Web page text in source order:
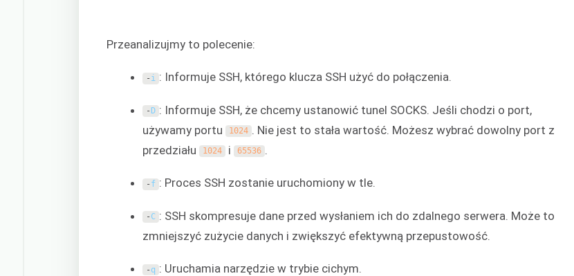
Przeanalizujmy to polecenie:
- i : Informuje SSH, którego klucza SSH użyć do połączenia.
- D : Informuje SSH, że chcemy ustanowić tunel SOCKS. Jeśli chodzi o port,
używamy portu 1024 . Nie jest to stała wartość. Możesz wybrać dowolny port z
przedziału 1024 i 65536 .
- f : Proces SSH zostanie uruchomiony w tle.
- C : SSH skompresuje dane przed wysłaniem ich do zdalnego serwera. Może to
zmniejszyć zużycie danych i zwiększyć efektywną przepustowość.
- q : Uruchamia narzędzie w trybie cichym.